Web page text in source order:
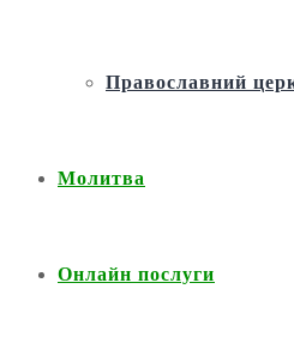
Православний
Молитва
Онлайн послуги